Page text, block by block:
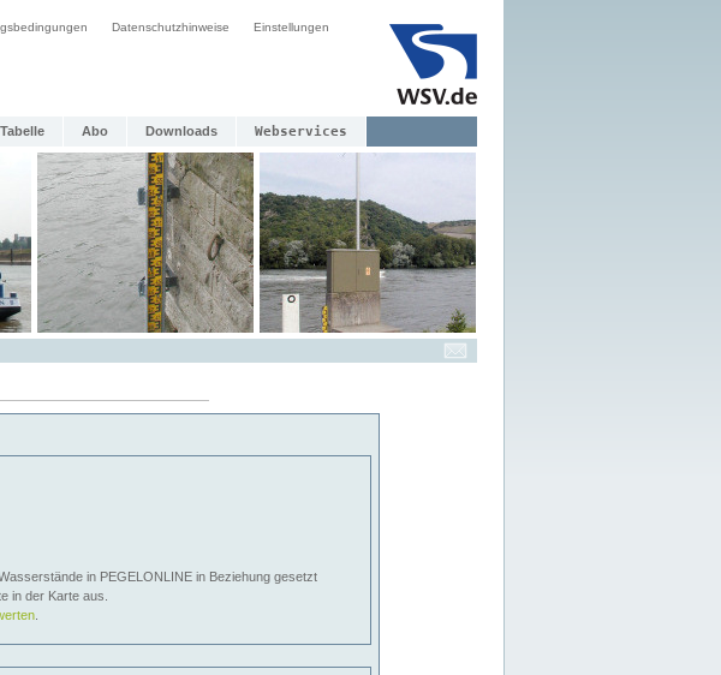
Datenschutzhinweise Einstellungen
Abo Downloads Webservices
in PEGELONLINE in Beziehung gesetzt
in der Karte aus.